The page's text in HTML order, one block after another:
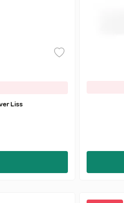
Fio 7ml - Forever Liss